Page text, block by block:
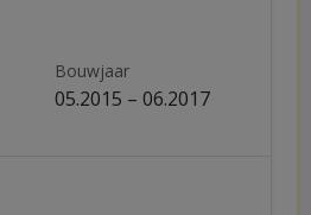
Bouwjaar
05.2015 – 06.2017